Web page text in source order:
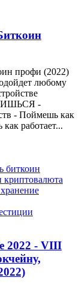
профи (2022)
любому
-
- Поймешь как
работает...
биткоин
криптовалюта
хранение
2022 - VIII